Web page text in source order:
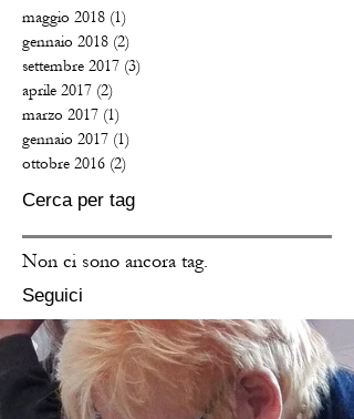
maggio 2018 (1)
gennaio 2018 (2)
settembre 2017 (3)
aprile 2017 (2)
marzo 2017 (1)
gennaio 2017 (1)
ottobre 2016 (2)
Cerca per tag
Non ci sono ancora tag.
Seguici